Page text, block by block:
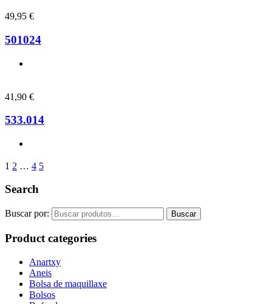
49,95 €
501024
41,90 €
533.014
1 2 … 4 5
Search
Buscar por: Buscar
Product categories
Anartxy
Aneis
Bolsa de maquillaxe
Bolsos